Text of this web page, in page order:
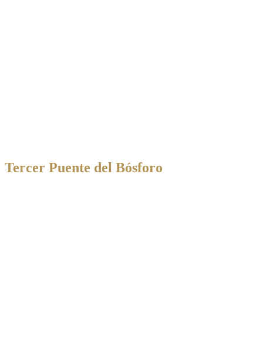
Tercer Puente del Bósforo